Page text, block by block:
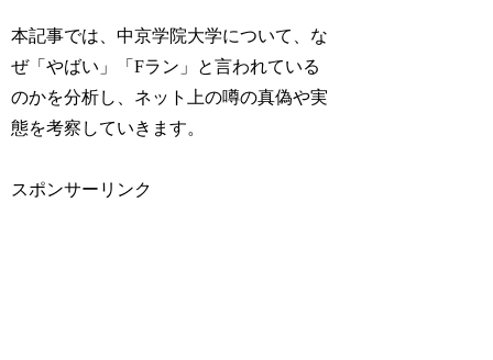
本記事では、中京学院大学について、な
ぜ「やばい」「Fラン」と言われている
のかを分析し、ネット上の噂の真偽や実
態を考察していきます。
スポンサーリンク